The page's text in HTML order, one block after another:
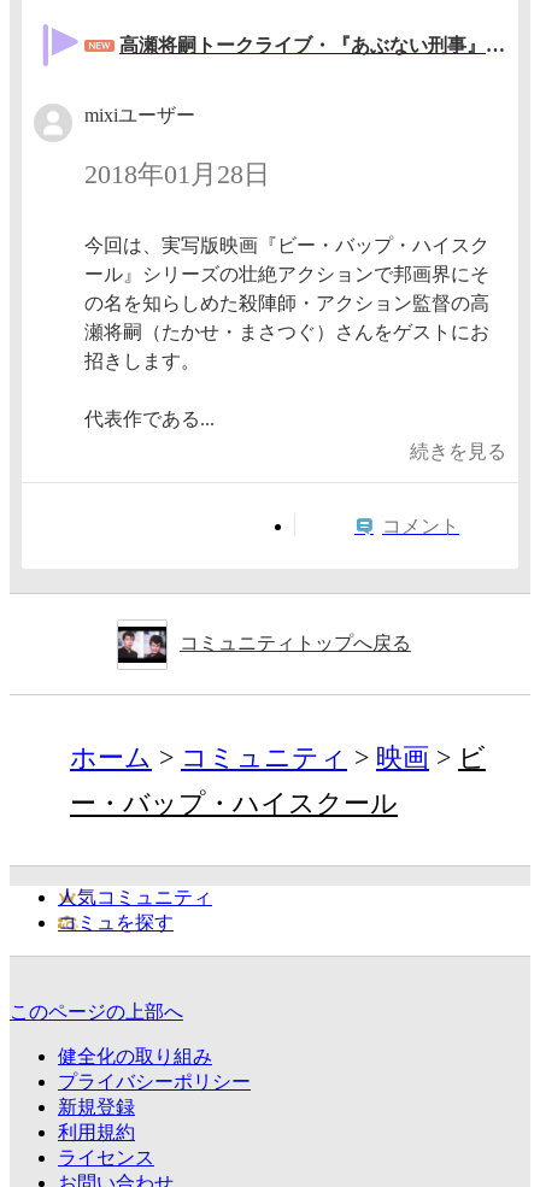
高瀬将嗣トークライブ・『あぶない刑事』『ビー・バップ・ハイスクール』～にっぽんのアクションを語る！
mixiユーザー
2018年01月28日
今回は、実写版映画『ビー・バップ・ハイスク
ール』シリーズの壮絶アクションで邦画界にそ
の名を知らしめた殺陣師・アクション監督の高
瀬将嗣（たかせ・まさつぐ）さんをゲストにお
招きします。
代表作である...
続きを見る
コメント
コミュニティトップへ戻る
ホーム コミュニティ 映画
ビ
ー・バップ・ハイスクール
人気コミュニティ
コミュを探す
このページの上部へ
健全化の取り組み
プライバシーポリシー
新規登録
利用規約
ライセンス